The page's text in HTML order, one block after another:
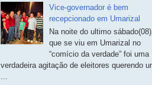
Vice-governador é bem
recepcionado em Umarizal
Na noite do ultimo
que se viu em Umarizal no
“comício da verdade” foi uma
verdadeira agitação de eleitores querendo